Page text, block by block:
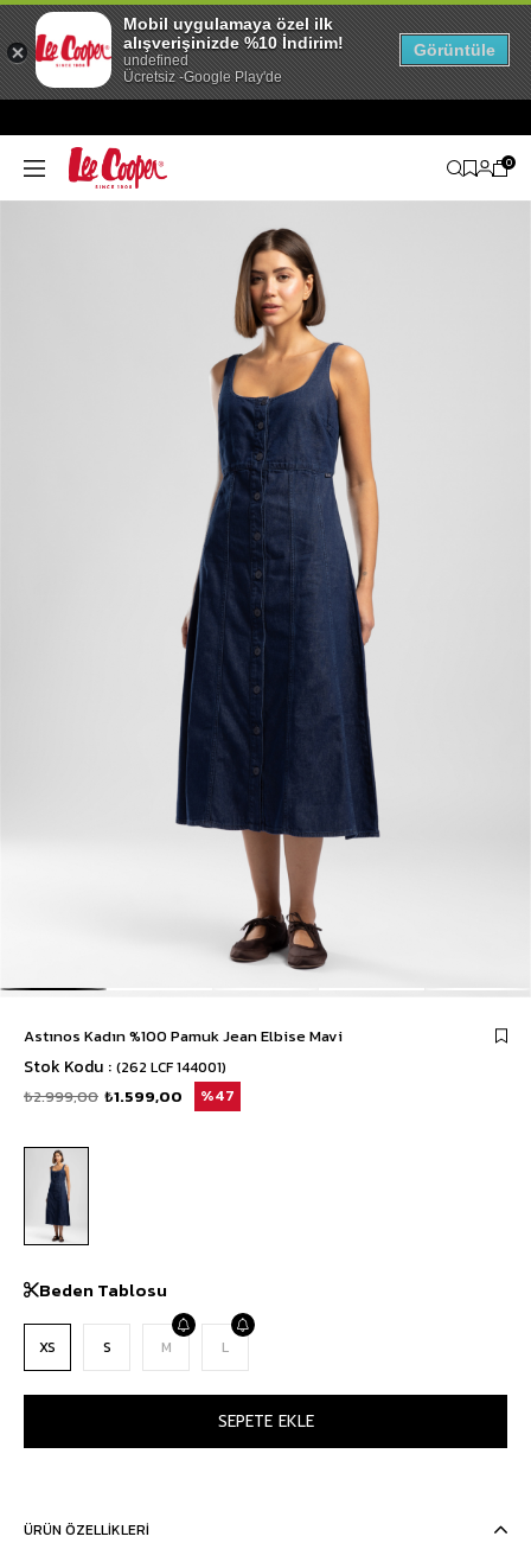
0
Astınos Kadın %100 Pamuk Jean Elbise Mavi
Stok Kodu (262 LCF 144001)
₺2.999,00 ₺1.599,00 47
Beden Tablosu
XS S M L
ÜRÜN ÖZELLIKLERI
Mobil uygulamaya özel ilk
alışverişinizde %10 İndirim!
undefined
Ücretsiz -Google Play'de
Görüntüle